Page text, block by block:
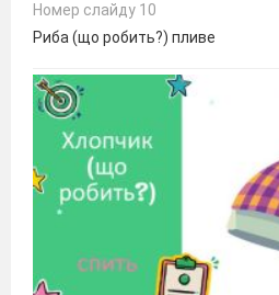
Номер слайду 10
Риба (що робить?) пливе